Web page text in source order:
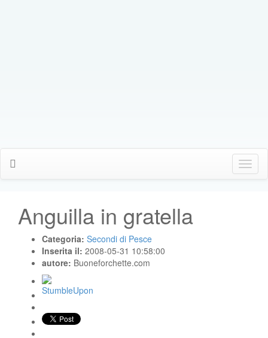
Click
Me
Anguilla in gratella
Categoria: Secondi di Pesce
Inserita il: 2008-05-31 10:58:00
autore: Buoneforchette.com